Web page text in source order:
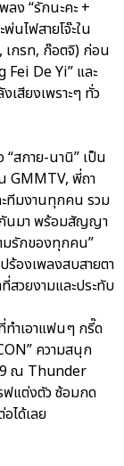
ง “รักนะคะ +
นไฟสายโจ๊ะใน
เกรท, ก๊อตจิ) ก่อน
Fei De Yi” และ
สียงเพราะๆ ทั่ว
“สกาย-นานิ” เป็น
GMMTV, พี่ถา
ทีมงานทุกคน รวม
นมา พร้อมสัญญา
มรักของทุกคน”
ร้องเพลงสบสายตา
วยงามและประทับ
ำเอาแฟนๆ กรี๊ด
ความสนุก
ณ Thunder
ฟแต่งตัว ซ้อมกด
ได้เลย